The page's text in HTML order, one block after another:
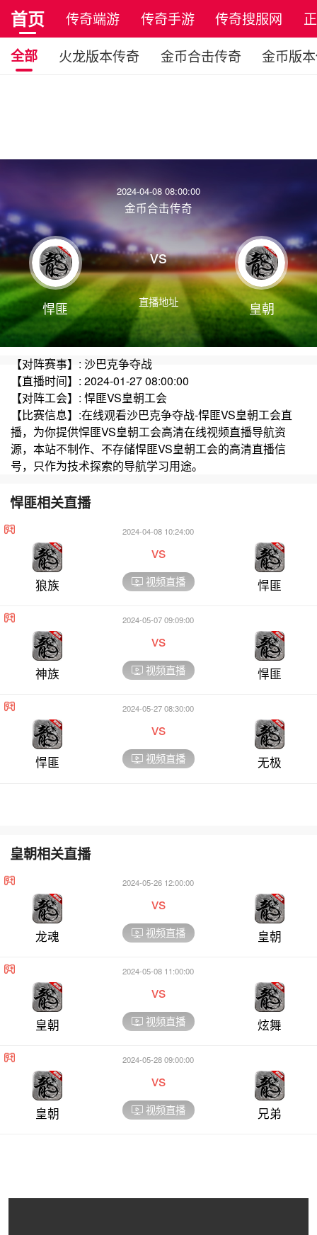
首页 传奇端游 传奇手游 传奇搜服网
全部
火龙版本传奇 金币合击传奇 金币版
2024-04-08 08:00:00
金币合击传奇
悍匪
vs
直播地址 皇朝
【对阵赛事】: 沙巴克争夺战
【直播时间】: 2024-01-27 08:00:00
【对阵工会】: 悍匪VS皇朝工会
【比赛信息】:在线观看沙巴克争夺战-悍匪VS皇朝工会直
播，为你提供悍匪VS皇朝工会高清在线视频直播导航资
源，本站不制作、不存储悍匪VS皇朝工会的高清直播信
号，只作为技术探索的导航学习用途。
悍匪相关直播
狼族
2024-04-08 10:24:00
vs
视频直播 悍匪
神族
2024-05-07 09:09:00
vs
视频直播 悍匪
悍匪
2024-05-27 08:30:00
vs
视频直播 无极
皇朝相关直播
龙魂
2024-05-26 12:00:00
vs
视频直播 皇朝
皇朝
2024-05-08 11:00:00
vs
视频直播 炫舞
皇朝
2024-05-28 09:00:00
vs
视频直播 兄弟